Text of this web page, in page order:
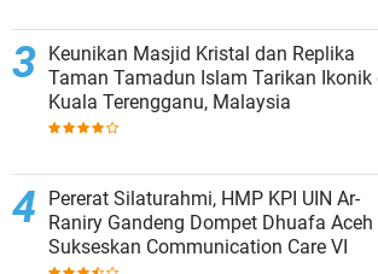
Keunikan Masjid Kristal dan Replika
Taman Tamadun Islam Tarikan Ikonik di
Kuala Terengganu, Malaysia
Pererat Silaturahmi, HMP KPI UIN Ar-
Raniry Gandeng Dompet Dhuafa Aceh
Sukseskan Communication Care VI